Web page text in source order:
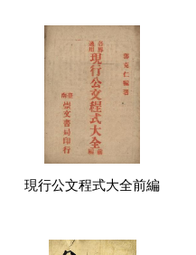
現行公文程式大全前編